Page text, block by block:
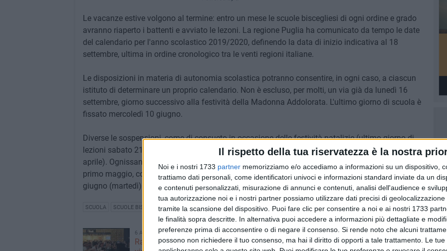
Il rispetto della tua riservatezza è la nostra
Noi e i nostri 1733 partner memorizziamo e/o accediamo a informazioni su un dispositivo,
trattiamo dati personali, come identificatori univoci e informazioni standard inviate da un
e contenuti personalizzati, misurazione di annunci e contenuti, analisi dell'audience e
tua autorizzazione noi e i nostri partner possiamo utilizzare dati precisi di
tramite la scansione del dispositivo. Puoi fare clic per consentire a noi e ai nostri 1733
le finalità sopra descritte. In alternativa puoi accedere a informazioni più dettagliate e
preferenze prima di acconsentire o di negare il consenso. Si rende noto che alcuni
possono non richiedere il tuo consenso, ma hai il diritto di opporti a tale trattamento. Le
Le vacanze estive volgono al termine: entro un mese le scuole biscegliesi di ogni ordine e grado
avranno riaperto i battenti e avviato le lezoni. La regione Puglia ha comunicato da tempo le date
del calendario per l'anno scolastico 2019/2020, definendo la data di inizio indicativa al 18
settembre, ultima in ordine cronologico tra le venti regioni italiane.
Le disposizioni in materia di autonomia scolastica potranno consentire, in ogni caso, a ciascun
istituto di determinare un proprio calendario. Non è escluso, per molti, un via già da lunedì 16
settembre, giorno successivo alla festività della Madonna Addolorata. L'ultimo giorno di scuola è
fissato mercoledì 10 giugno.
Diverse le sospensioni, come di consueto in occasione delle festività natalizie (ultimo giorno di
lezioni sabato 21 dicembre, ripresa martedì 7 gennaio) e pasquali (stop da venerdì 10 a lunedì 13
aprile). Ognissanti cadrà di venerdì, ragione per cui ci sarà ponte sabato 2 novembre così come il
primo maggio, con un altro ponte sabato 2 e in occasione della Festa della Repubblica del 2
giugno (martedì) che provocherà un ponte per lunedì 1.
SCUOLA SCUOLE BISCEGLIE
6 AGOSTO 2026
Ragazzi biscegliesi diventano
6 AGOSTO 2026
Aspettando il Palio della Quercia: